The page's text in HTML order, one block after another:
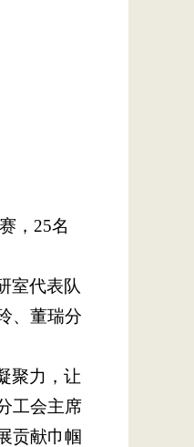
，25名
室代表队
、董瑞分
聚力，让
工会主席
贡献巾帼